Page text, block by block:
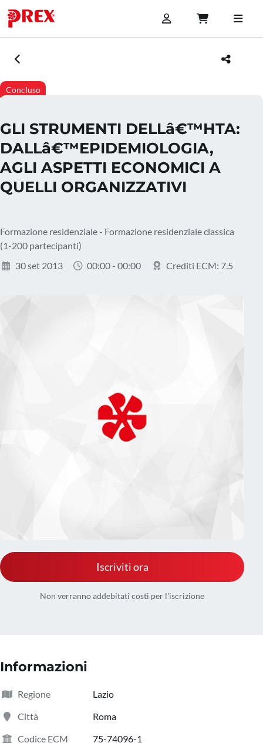
GLI STRUMENTI DELLâ€™HTA:
DALLâ€™EPIDEMIOLOGIA,
AGLI ASPETTI ECONOMICI A
QUELLI ORGANIZZATIVI
Formazione residenziale - Formazione residenziale classica
(1-200 partecipanti)
30 set 2013
00:00 - 00:00 Crediti ECM: 7.5
Concluso
Iscriviti ora
Non verranno addebitati costi per l'iscrizione
Informazioni
Regione
Lazio
Città
Roma
Codice ECM
75-74096-1